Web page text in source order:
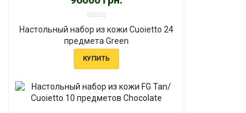
Настольный набор из кожи Cuoietto 24
предмета Green
КУПИТЬ